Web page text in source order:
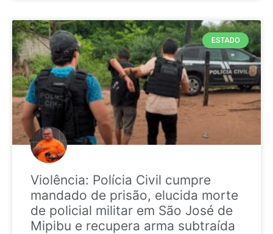
ESTADO
Violência: Polícia Civil cumpre
mandado de prisão, elucida morte
de policial militar em São José de
Mipibu e recupera arma subtraída